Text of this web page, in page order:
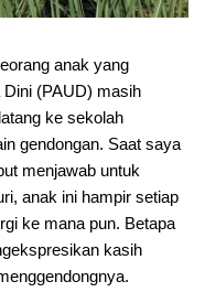
anak yang
(PAUD) masih
ke sekolah
gendongan. Saat saya
menjawab untuk
anak ini hampir setiap
ke mana pun. Betapa
kasih